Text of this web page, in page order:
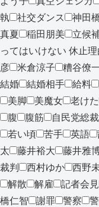
執
社交ダンス 神田
真夏
稲田朋美 立候
ってはいけない 休止理
彦
米倉涼子 糟谷僚
結婚
結婚相手 給料
美脚
美魔女 老けた
腹
腹筋 自民党総
若い頃
苦手 英語
太
藤井裕大 藤井雅
裁判
西村ゆか 西野
解散
解雇 記者会見
橋仁智
謝罪 警察